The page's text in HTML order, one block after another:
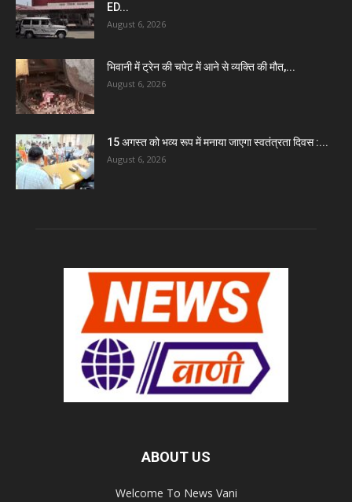
ED...
August 6, 2026
भिवानी में ट्रेन की चपेट में आने से व्यक्ति की मौत,...
August 6, 2026
15 अगस्त को भव्य रूप में मनाया जाएगा स्वतंत्रता दिवस :...
August 6, 2026
ABOUT US
Welcome To News Vani